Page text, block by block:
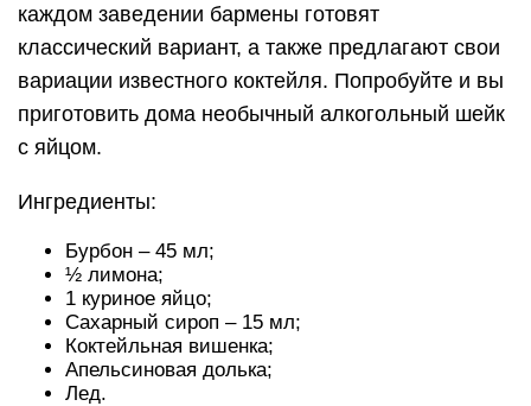
каждом заведении бармены готовят
классический вариант, а также предлагают свои
вариации известного коктейля. Попробуйте и вы
приготовить дома необычный алкогольный шейк
с яйцом.
Ингредиенты:
Бурбон – 45 мл;
½ лимона;
1 куриное яйцо;
Сахарный сироп – 15 мл;
Коктейльная вишенка;
Апельсиновая долька;
Лед.